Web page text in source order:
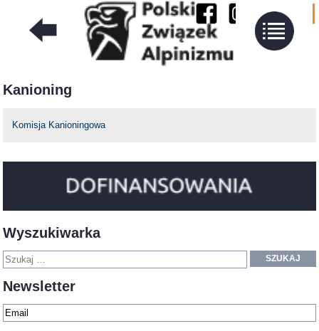
Kanioning
Komisja Kanioningowa
Wyszukiwarka
SZUKAJ
Newsletter